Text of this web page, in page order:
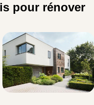
pour rénover